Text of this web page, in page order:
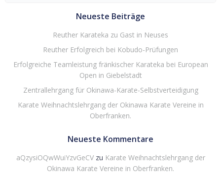
Neueste Beiträge
Reuther Karateka zu Gast in Neuses
Reuther Erfolgreich bei Kobudo-Prüfungen
Erfolgreiche Teamleistung fränkischer Karateka bei European
Open in Giebelstadt
Zentrallehrgang für Okinawa-Karate-Selbstverteidigung
Karate Weihnachtslehrgang der Okinawa Karate Vereine in
Oberfranken.
Neueste Kommentare
aQzysiOQwWuiYzvGeCVzu Karate Weihnachtslehrgang der
Okinawa Karate Vereine in Oberfranken.